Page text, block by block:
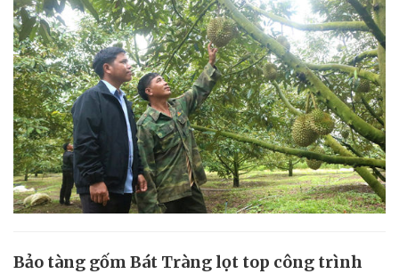
Bảo tàng gốm Bát Tràng lọt top công trình